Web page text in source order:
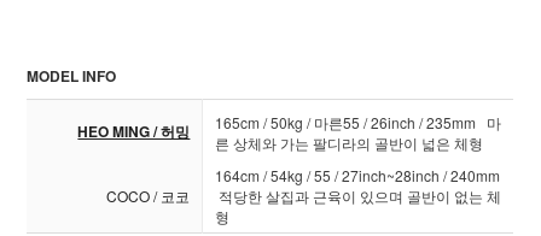
MODEL INFO
HEO MING / 허밍
165cm / 50kg / 마른55 / 26inch / 235mm 마
른 상체와 가는 팔디라의 골반이 넓은 체형
COCO / 코코
164cm / 54kg / 55 / 27inch~28inch / 240mm
적당한 살집과 근육이 있으며 골반이 없는 체
형